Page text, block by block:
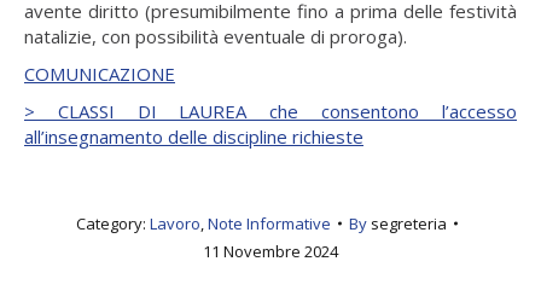
avente diritto (presumibilmente fino a prima delle festività
natalizie, con possibilità eventuale di proroga).
COMUNICAZIONE
> CLASSI DI LAUREA che consentono l’accesso
all’insegnamento delle discipline richieste
Category: Lavoro Note Informative By segreteria
11 Novembre 2024